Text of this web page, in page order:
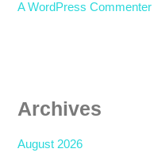
A WordPress Commenter
Archives
August 2026